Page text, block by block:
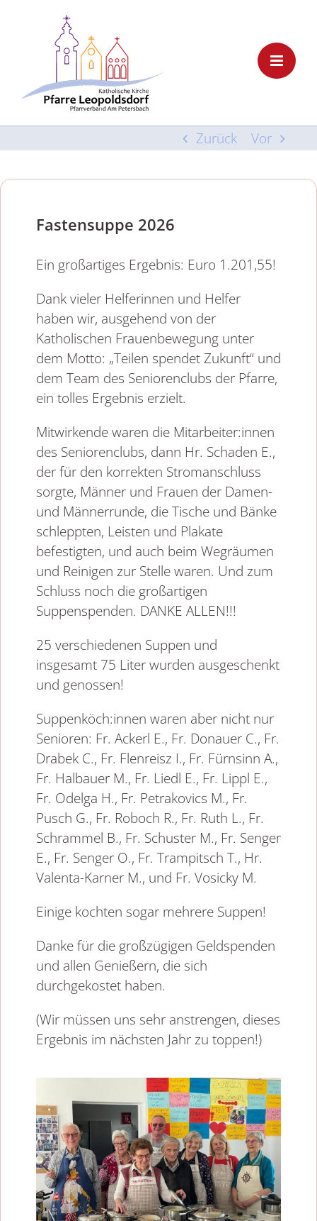
Zurück Vor
Fastensuppe 2026
Ein großartiges Ergebnis: Euro 1.201,55!
Dank vieler Helferinnen und Helfer
haben wir, ausgehend von der
Katholischen Frauenbewegung unter
dem Motto: „Teilen spendet Zukunft“ und
dem Team des Seniorenclubs der Pfarre,
ein tolles Ergebnis erzielt.
Mitwirkende waren die Mitarbeiter:innen
des Seniorenclubs, dann Hr. Schaden E.,
der für den korrekten Stromanschluss
sorgte, Männer und Frauen der Damen-
und Männerrunde, die Tische und Bänke
schleppten, Leisten und Plakate
befestigten, und auch beim Wegräumen
und Reinigen zur Stelle waren. Und zum
Schluss noch die großartigen
Suppenspenden. DANKE ALLEN!!!
25 verschiedenen Suppen und
insgesamt 75 Liter wurden ausgeschenkt
und genossen!
Suppenköch:innen waren aber nicht nur
Senioren: Fr. Ackerl E., Fr. Donauer C., Fr.
Drabek C., Fr. Flenreisz I., Fr. Fürnsinn A.,
Fr. Halbauer M., Fr. Liedl E., Fr. Lippl E.,
Fr. Odelga H., Fr. Petrakovics M., Fr.
Pusch G., Fr. Roboch R., Fr. Ruth L., Fr.
Schrammel B., Fr. Schuster M., Fr. Senger
E., Fr. Senger O., Fr. Trampitsch T., Hr.
Valenta-Karner M., und Fr. Vosicky M.
Einige kochten sogar mehrere Suppen!
Danke für die großzügigen Geldspenden
und allen Genießern, die sich
durchgekostet haben.
(Wir müssen uns sehr anstrengen, dieses
Ergebnis im nächsten Jahr zu toppen!)